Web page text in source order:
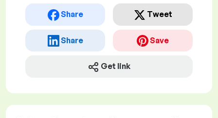
Share Tweet
Share Save
Get link